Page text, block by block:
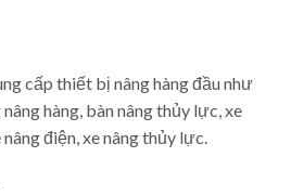
cấp thiết bị nâng hàng đầu như
hàng, bàn nâng thủy lực, xe
nâng điện, xe nâng thủy lực.